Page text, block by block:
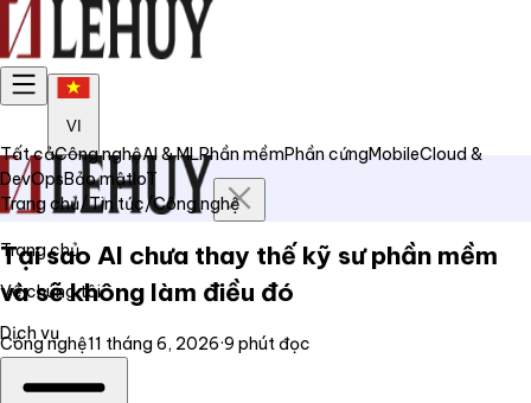
VI
Trang chủ
Về chúng tôi
Dịch vụ
Tất cảCông nghệAI & MLPhần mềmPhần cứngMobileCloud &
DevOpsBảo mậtIoT
Trang chủ/Tin tức/Công nghệ
Tại sao AI chưa thay thế kỹ sư phần mềm
và sẽ không làm điều đó
Công nghệ11 tháng 6, 2026·9 phút đọc